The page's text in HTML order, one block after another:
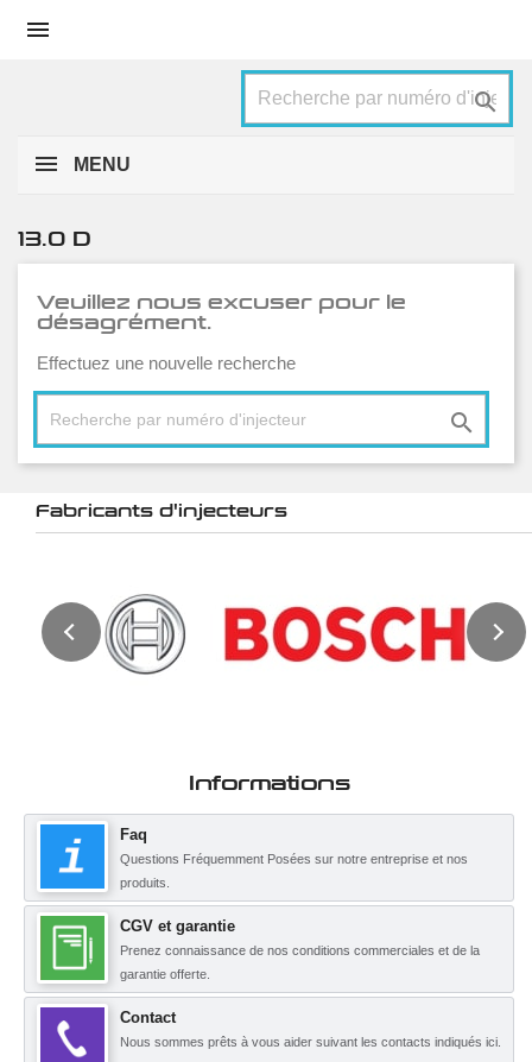


MENU
13.0 D
Veuillez nous excuser pour le
désagrément.
Effectuez une nouvelle recherche

Fabricants d'injecteurs
Informations
Faq
Questions Fréquemment Posées sur notre entreprise et nos
produits.
CGV et garantie
Prenez connaissance de nos conditions commerciales et de la
garantie offerte.
Contact
Nous sommes prêts à vous aider suivant les contacts indiqués ici.